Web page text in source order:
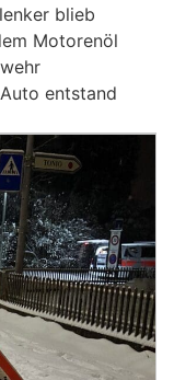
blieb
Motorenöl
entstand